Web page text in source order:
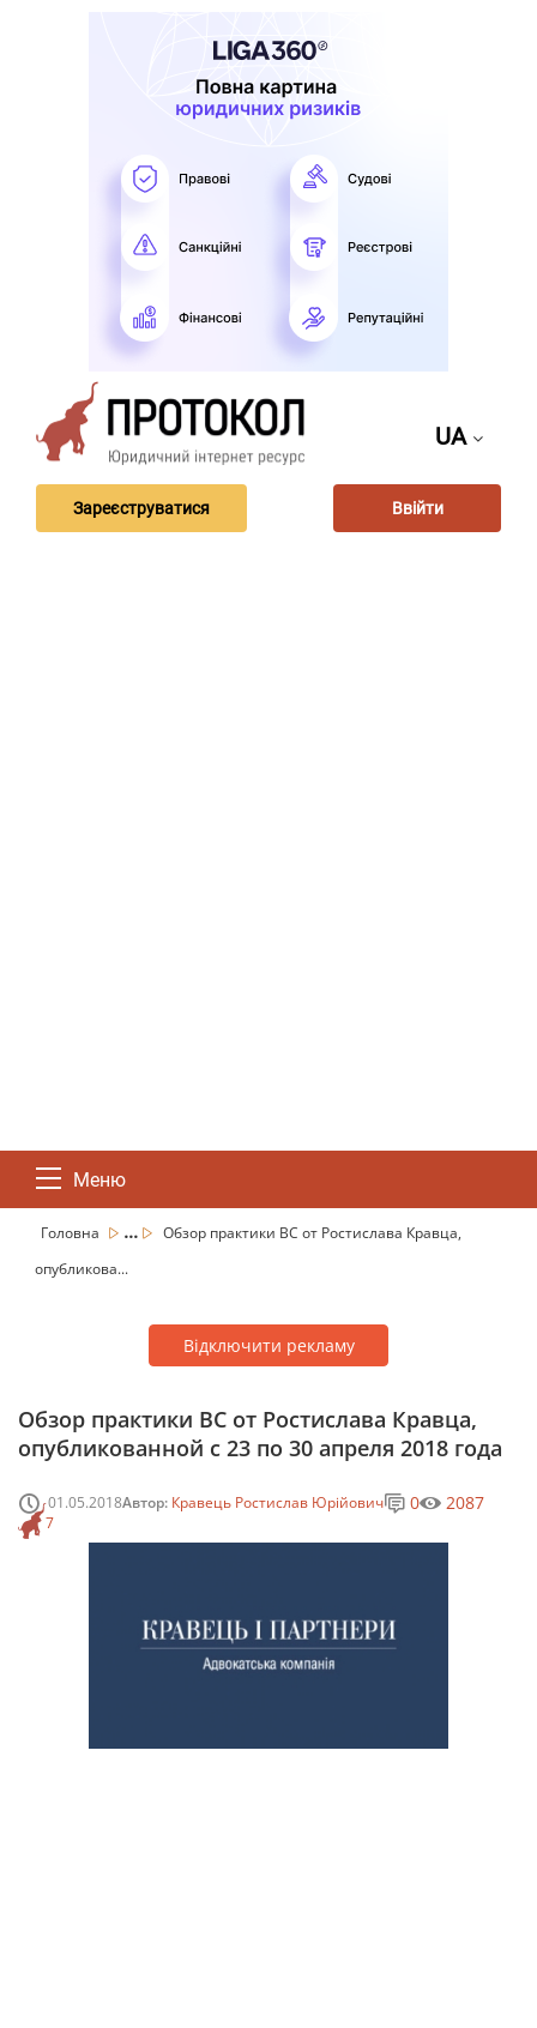
UA
Зареєструватися Ввійти
Меню
Головна ...
Обзор практики ВС от Ростислава Кравца,
опубликова...
Відключити рекламу
Обзор практики ВС от Ростислава Кравца,
опубликованной с 23 по 30 апреля 2018 года
01.05.2018Автор: Кравець Ростислав Юрійович
7
0 2087